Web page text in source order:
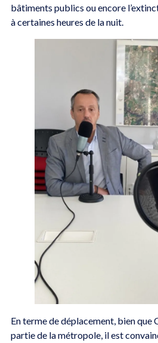
bâtiments publics ou encore
à certaines heures de la nuit.
En terme de déplacement, bien que
partie de la métropole, il est